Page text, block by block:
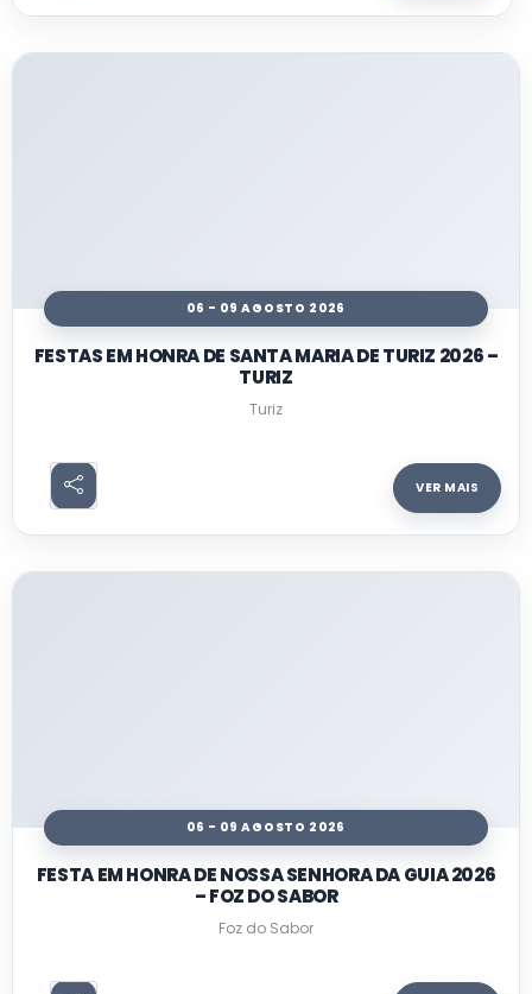
06 - 09 AGOSTO 2026
FESTAS EM HONRA DE SANTA MARIA DE TURIZ 2026 –
TURIZ
Turiz
VER MAIS
06 - 09 AGOSTO 2026
FESTA EM HONRA DE NOSSA SENHORA DA GUIA 2026
– FOZ DO SABOR
Foz do Sabor